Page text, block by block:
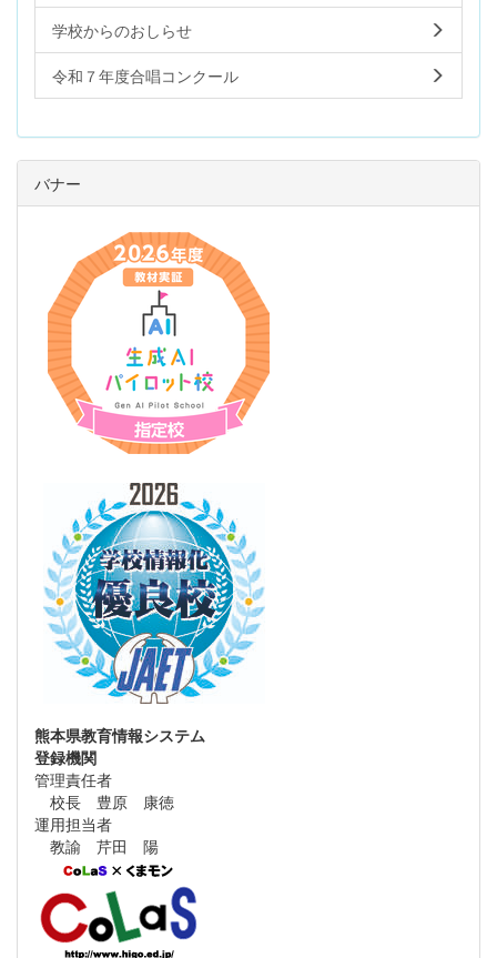
学校からのおしらせ
令和７年度合唱コンクール
バナー
熊本県教育情報システム
登録機関
管理責任者
校長 豊原 康徳
運用担当者
教諭 芹田 陽